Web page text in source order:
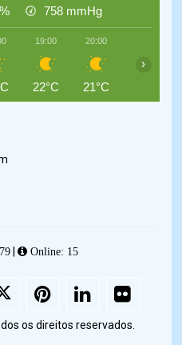
758 mmHg
19:00
22°C
20:00
21°C
›
| Online: 15
os direitos reservados.